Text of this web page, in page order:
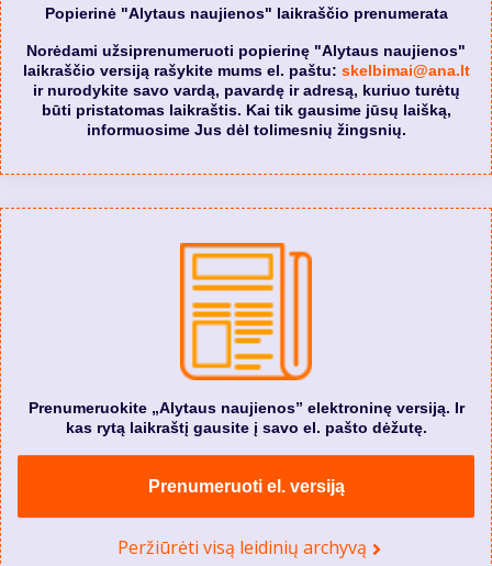
Popierinė "Alytaus naujienos" laikraščio prenumerata
Norėdami užsiprenumeruoti popierinę "Alytaus naujienos"
laikraščio versiją rašykite mums el. paštu: skelbimai@ana.lt
ir nurodykite savo vardą, pavardę ir adresą, kuriuo turėtų
būti pristatomas laikraštis. Kai tik gausime jūsų laišką,
informuosime Jus dėl tolimesnių žingsnių.
Prenumeruokite „Alytaus naujienos” elektroninę versiją. Ir
kas rytą laikraštį gausite į savo el. pašto dėžutę.
Prenumeruoti el. versiją
Peržiūrėti visą leidinių archyvą